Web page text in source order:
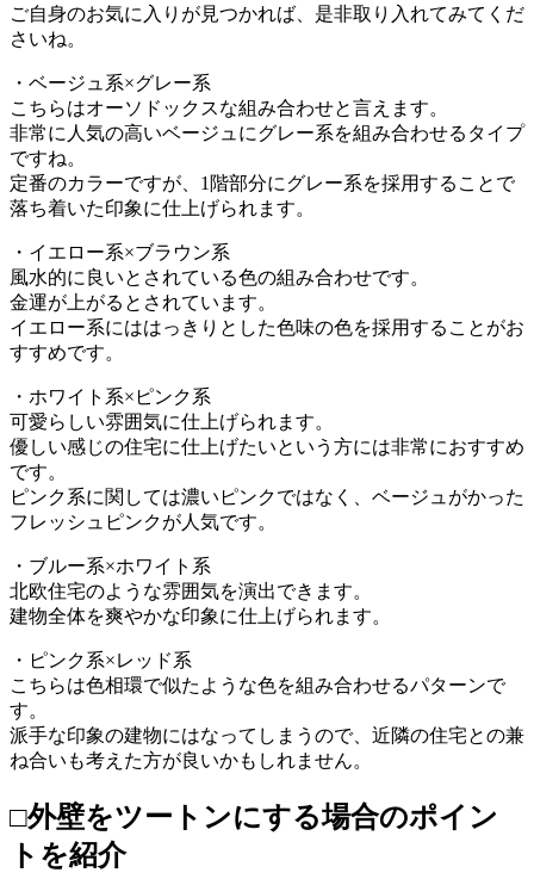
ご自身のお気に入りが見つかれば、是非取り入れてみてくだ
さいね。
・ベージュ系×グレー系
こちらはオーソドックスな組み合わせと言えます。
非常に人気の高いベージュにグレー系を組み合わせるタイプ
ですね。
定番のカラーですが、1階部分にグレー系を採用することで
落ち着いた印象に仕上げられます。
・イエロー系×ブラウン系
風水的に良いとされている色の組み合わせです。
金運が上がるとされています。
イエロー系にははっきりとした色味の色を採用することがお
すすめです。
・ホワイト系×ピンク系
可愛らしい雰囲気に仕上げられます。
優しい感じの住宅に仕上げたいという方には非常におすすめ
です。
ピンク系に関しては濃いピンクではなく、ベージュがかった
フレッシュピンクが人気です。
・ブルー系×ホワイト系
北欧住宅のような雰囲気を演出できます。
建物全体を爽やかな印象に仕上げられます。
・ピンク系×レッド系
こちらは色相環で似たような色を組み合わせるパターンで
す。
派手な印象の建物にはなってしまうので、近隣の住宅との兼
ね合いも考えた方が良いかもしれません。
□外壁をツートンにする場合のポイン
トを紹介